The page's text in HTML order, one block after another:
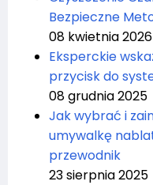
Bezpieczne
08 kwietnia 2026
Eksperckie
przycisk do
08 grudnia 2025
Jak wybrać i
umywalkę
przewodnik
23 sierpnia 2025